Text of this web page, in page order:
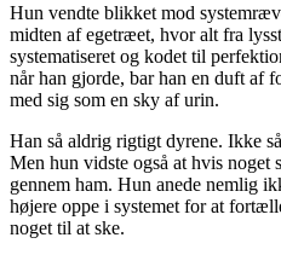
Hun vendte blikket mod
midten af egetræet, hvor alt fra
systematiseret og kodet til
når han gjorde, bar han en duft af
med sig som en sky af urin.
Han så aldrig rigtigt dyrene. Ikke
Men hun vidste også at hvis noget
gennem ham. Hun anede nemlig
højere oppe i systemet for at
noget til at ske.